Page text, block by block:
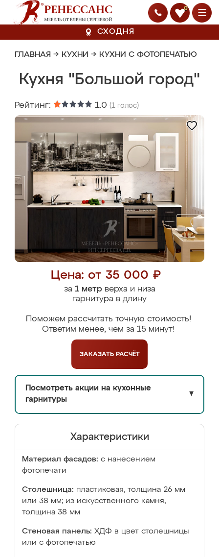
0
СХОДНЯ
ГЛАВНАЯ → КУХНИ → КУХНИ С ФОТОПЕЧАТЬЮ
Кухня "Большой город"
Рейтинг: 1.0 (1 голос)
Цена: от 35 000 ₽
за 1 метрверха и низа
гарнитура в длину
Поможем рассчитать точную стоимость!
Ответим менее, чем за 15 минут!
ЗАКАЗАТЬ РАСЧЁТ
Посмотреть акции на кухонные
гарнитуры
▼
Характеристики
Материал фасадов: с нанесением
фотопечати
Столешница: пластиковая, толщина 26 мм
или 38 мм; из искусственного камня,
толщина 38 мм
Стеновая панель: ХДФ в цвет столешницы
или с фотопечатью